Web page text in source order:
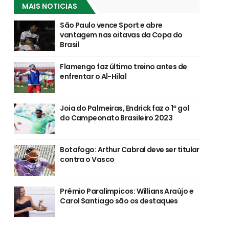
MAIS NOTICIAS
São Paulo vence Sport e abre
vantagem nas oitavas da Copa do
Brasil
Flamengo faz último treino antes de
enfrentar o Al-Hilal
Joia do Palmeiras, Endrick faz o 1º gol
do Campeonato Brasileiro 2023
Botafogo: Arthur Cabral deve ser titular
contra o Vasco
Prêmio Paralímpicos: Willians Araújo e
Carol Santiago são os destaques